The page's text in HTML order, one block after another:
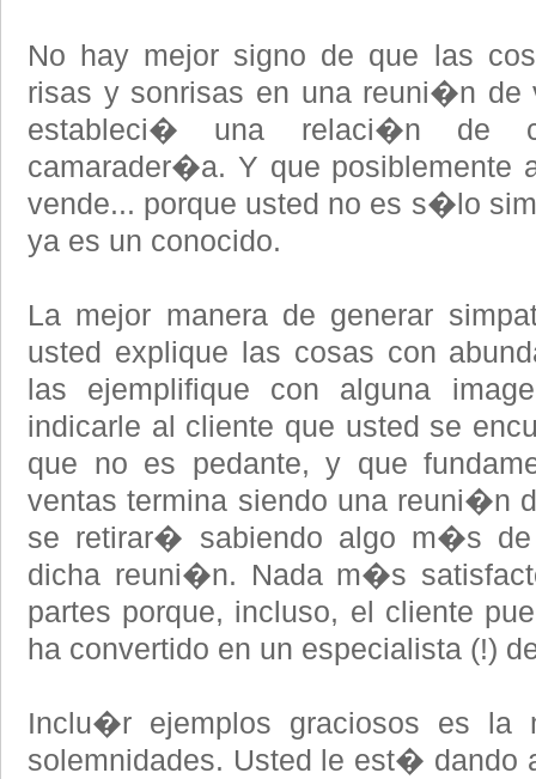
No hay mejor signo de que las
risas y sonrisas en una reuni�n de
estableci� una relaci�n de
camarader�a. Y que posiblemente
vende... porque usted no es s�lo
ya es un conocido.
La mejor manera de generar
usted explique las cosas con
las ejemplifique con alguna
indicarle al cliente que usted se
que no es pedante, y que
ventas termina siendo una reuni�n
se retirar� sabiendo algo m�s
dicha reuni�n. Nada m�s
partes porque, incluso, el cliente
ha convertido en un especialista (!)
Inclu�r ejemplos graciosos es la
solemnidades. Usted le est�